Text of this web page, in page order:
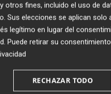
de la "responsabilidad
público y la deuda
otros fines, incluido el uso de
Sus elecciones se aplican solo
legítimo en lugar del
. Puede retirar su
RECHAZAR TODO